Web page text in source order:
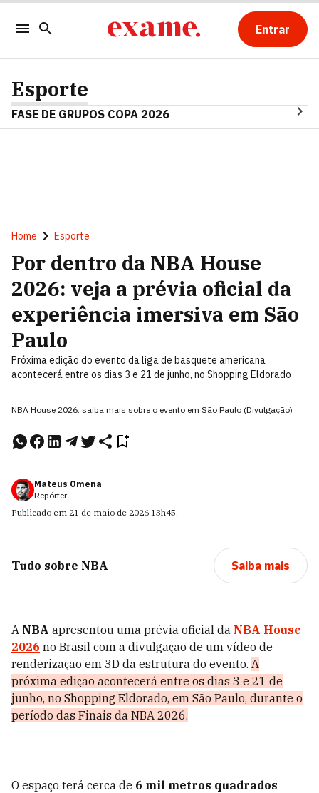
Entrar
Esporte
FASE DE GRUPOS COPA 2026
Home Esporte
Por dentro da NBA House
2026: veja a prévia oficial da
experiência imersiva em São
Paulo
Próxima edição do evento da liga de basquete americana
acontecerá entre os dias 3 e 21 de junho, no Shopping Eldorado
NBA House 2026: saiba mais sobre o evento em São Paulo (Divulgação)
Mateus Omena
Repórter
Publicado em 21 de maio de 2026 13h45.
Tudo sobre NBA Saiba mais
A NBA apresentou uma prévia oficial da NBA House
2026 no Brasil com a divulgação de um vídeo de
renderização em 3D da estrutura do evento. A
próxima edição acontecerá entre os dias 3 e 21 de
junho, no Shopping Eldorado, em São Paulo, durante o
período das Finais da NBA 2026.
O espaço terá cerca de 6 mil metros quadrados